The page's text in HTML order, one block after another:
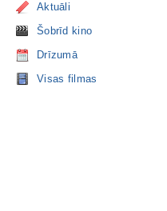
Aktuāli
Šobrīd kino
Drīzumā
Visas filmas